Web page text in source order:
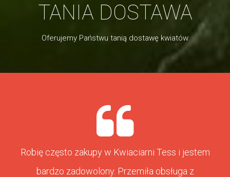
TANIA DOSTAWA
Oferujemy Państwu tanią dostawę kwiatów
Robię często zakupy w Kwiaciarni Tess i jestem
bardzo zadowolony. Przemiła obsługa z